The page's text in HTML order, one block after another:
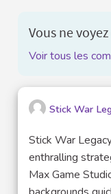
Vous ne
Voir tous les
Stick War
Stick War
enthralling
Max Game